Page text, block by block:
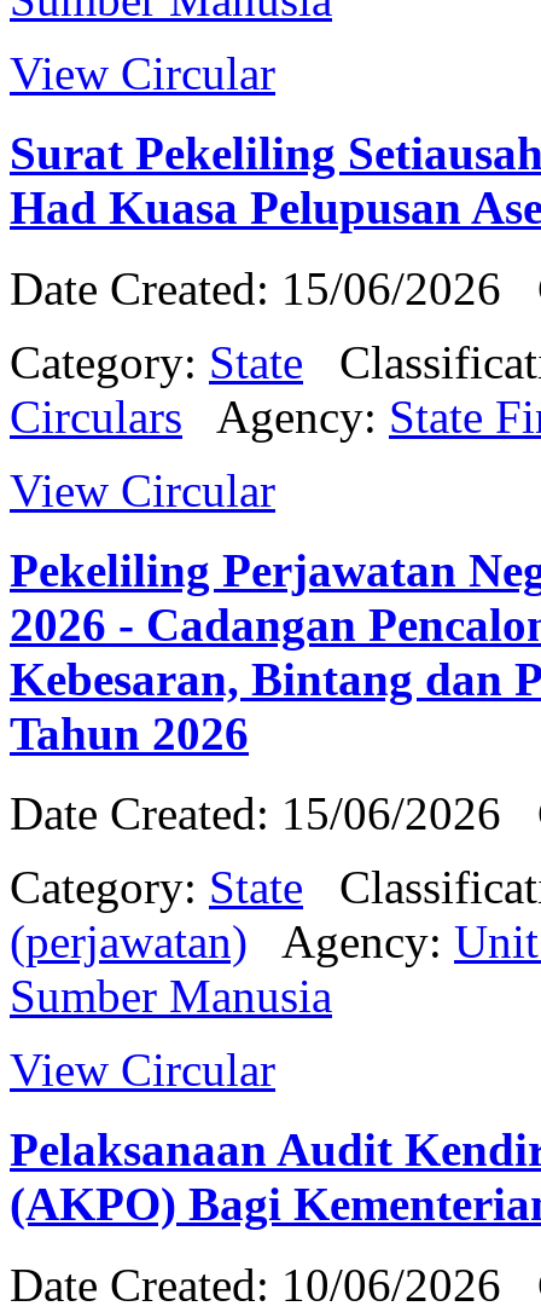
View Circular
Surat Pekeliling
Had Kuasa Pelupusan
Date Created: 15/06/2026
Category: State
Circulars
Agency: State
View Circular
Pekeliling Perjawatan
2026 - Cadangan
Kebesaran, Bintang dan
Tahun 2026
Date Created: 15/06/2026
Category: State
(perjawatan)
Agency: Unit
Sumber Manusia
View Circular
Pelaksanaan Audit
(AKPO) Bagi
Date Created: 10/06/2026